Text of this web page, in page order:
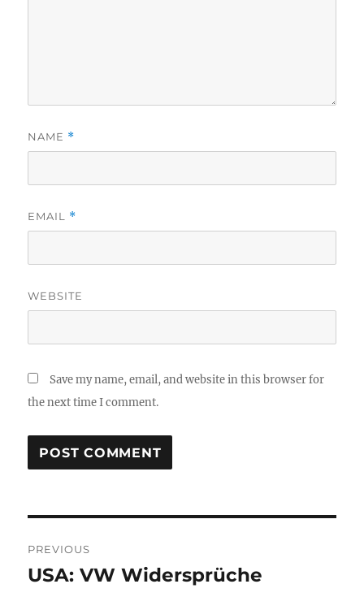
NAME *
EMAIL *
WEBSITE
Save my name, email, and website in this browser for
the next time I comment.
navigation
PREVIOUS
Previous
USA: VW Widersprüche